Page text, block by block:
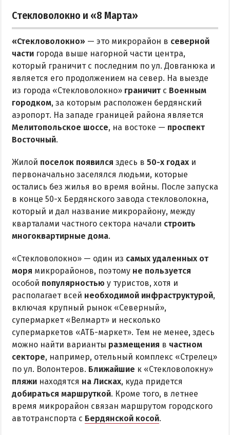
Стекловолокно и «8 Марта»
«Стекловолокно» — это микрорайон в северной
части города выше нагорной части центра,
который граничит с последним по ул. Довганюка и
является его продолжением на север. На выезде
из города «Стекловолокно» граничит с Военным
городком, за которым расположен бердянский
аэропорт. На западе границей района является
Мелитопольское шоссе, на востоке — проспект
Восточный.
Жилой поселок появился здесь в 50-х годах и
первоначально заселялся людьми, которые
остались без жилья во время войны. После запуска
в конце 50-х Бердянского завода стекловолокна,
который и дал название микрорайону, между
кварталами частного сектора начали строить
многоквартирные дома.
«Стекловолокно» — один из самых удаленных от
моря микрорайонов, поэтому не пользуется
особой популярностью у туристов, хотя и
располагает всей необходимой инфраструктурой,
включая крупный рынок «Северный»,
супермаркет «Велмарт» и несколько
супермаркетов «АТБ-маркет». Тем не менее, здесь
можно найти варианты размещения в частном
секторе, например, отельный комплекс «Стрелец»
по ул. Волонтеров. Ближайшие к «Стекловолокну»
пляжи находятся на Лисках, куда придется
добираться маршруткой. Кроме того, в летнее
время микрорайон связан маршрутом городского
автотранспорта с Бердянской косой.